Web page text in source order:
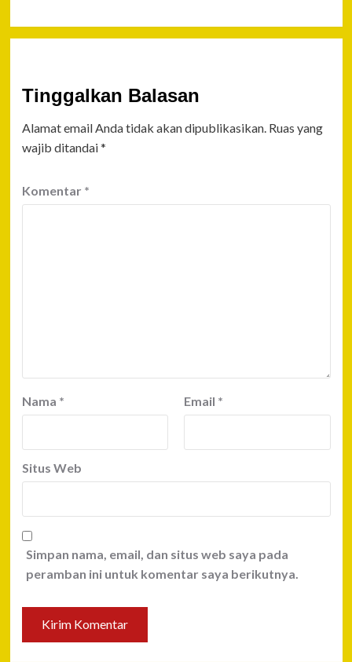
Tinggalkan Balasan
Alamat email Anda tidak akan dipublikasikan. Ruas yang
wajib ditandai*
Komentar *
Nama * Email *
Situs Web
Simpan nama, email, dan situs web saya pada
peramban ini untuk komentar saya berikutnya.